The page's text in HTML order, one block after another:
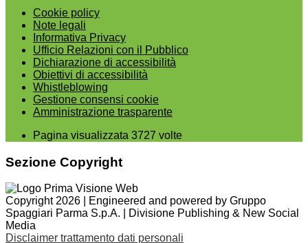
Cookie policy
Note legali
Informativa Privacy
Ufficio Relazioni con il Pubblico
Dichiarazione di accessibilità
Obiettivi di accessibilità
Whistleblowing
Gestione consensi cookie
Amministrazione trasparente
Pagina visualizzata 3727 volte
Sezione Copyright
Copyright 2026 | Engineered and powered by Gruppo
Spaggiari Parma S.p.A. | Divisione Publishing & New Social
Media
Disclaimer trattamento dati personali